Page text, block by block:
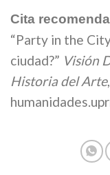
Cita
“Party in the
ciudad?” Visión
Historia del Arte